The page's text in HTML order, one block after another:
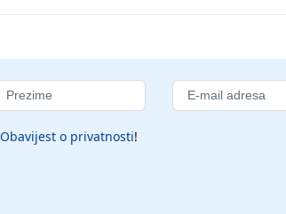
Obavijest o privatnosti!